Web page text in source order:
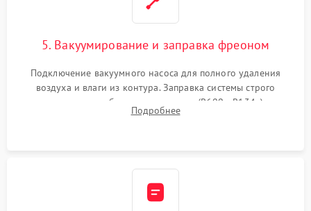
5. Вакуумирование и заправка фреоном
Подключение вакуумного насоса для полного удаления
воздуха и влаги из контура. Заправка системы строго
дозированным объемом хладагента (R600a, R134a) по
электронным весам. Контроль рабочего давления в системе.
Подробнее